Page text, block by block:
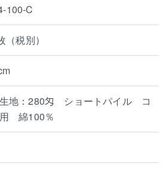
100-C
税別）
地：280匁 ショートパイル コ
綿100％